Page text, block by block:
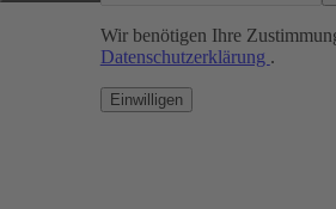
Wir benötigen Ihre
Datenschutzerklärung .
Einwilligen